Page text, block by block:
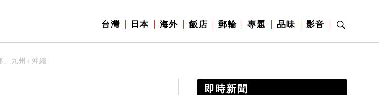
台灣 日本 海外 飯店 郵輪 專題 品味 影音
」九州+沖繩
即時新聞